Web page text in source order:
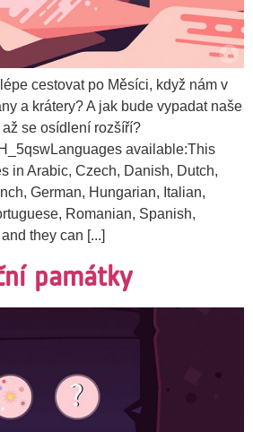
cestovat po Měsíci, když nám v
a krátery? A jak bude vypadat naše
se osídlení rozšíří?
available:This
in Arabic, Czech, Danish, Dutch,
German, Hungarian, Italian,
Romanian, Spanish,
they can [...]
památky